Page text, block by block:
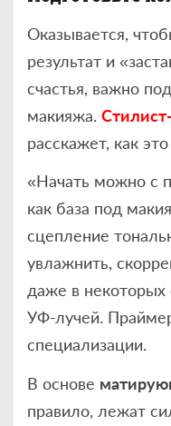
Оказывается,
результат и
счастья, важно
макияжа.
расскажет, как
«Начать можно с
как база под
сцепление
увлажнить,
даже в
УФ-лучей.
специализации.
В основе
правило, лежат